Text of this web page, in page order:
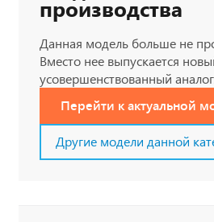
производства
Данная модель больше не
Вместо нее выпускается
усовершенствованный аналог.
Перейти к актуальной
Другие модели данной